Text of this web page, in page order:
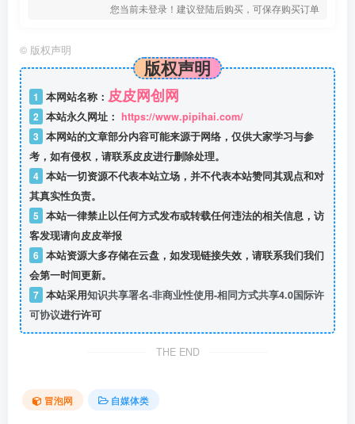
您当前未登录！建议登陆后购买，可保存购买订单
© 版权声明
版权声明
1 本网站名称： 皮皮网创网
2 本站永久网址： https://www.pipihai.com/
3 本网站的文章部分内容可能来源于网络，仅供大家学习与参
考，如有侵权，请联系皮皮进行删除处理。
4 本站一切资源不代表本站立场，并不代表本站赞同其观点和对
其真实性负责。
5 本站一律禁止以任何方式发布或转载任何违法的相关信息，访
客发现请向皮皮举报
6 本站资源大多存储在云盘，如发现链接失效，请联系我们我们
会第一时间更新。
7 本站采用知识共享署名-非商业性使用-相同方式共享4.0国际许
可协议进行许可
THE END
冒泡网 自媒体类